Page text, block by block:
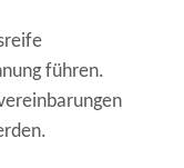
führen.